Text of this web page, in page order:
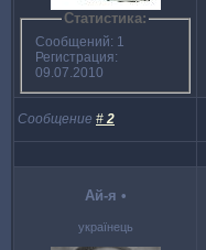
Статистика:
Сообщений: 1
Регистрация:
09.07.2010
Сообщение # 2
Ай-я •
українець